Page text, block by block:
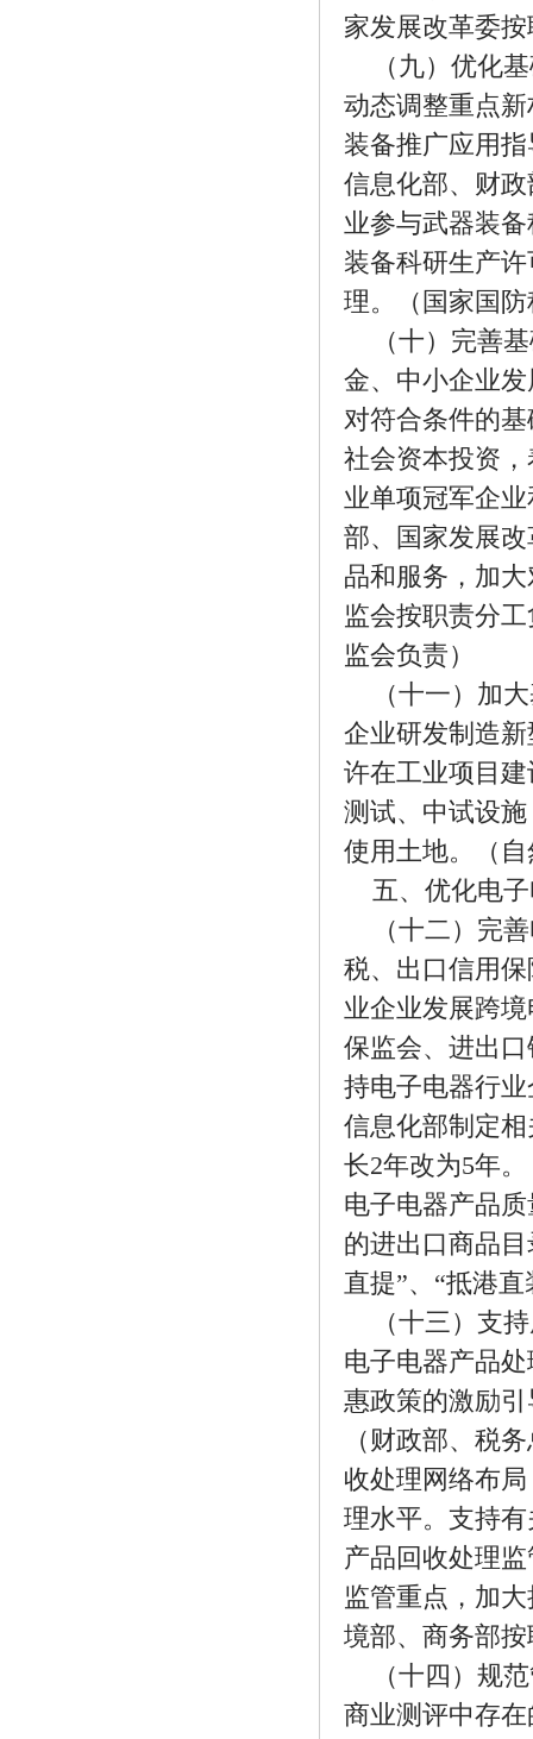
家发展改革委
（九）优化
动态调整重点
装备推广应用
信息化部、财
业参与武器装
装备科研生产
理。（国家国
（十）完善
金、中小企业
对符合条件的
社会资本投资
业单项冠军企
部、国家发展
品和服务，加
监会按职责分
监会负责）
（十一）加
企业研发制造
许在工业项目
测试、中试设
使用土地。（
五、优化电
（十二）完
税、出口信用
业企业发展跨
保监会、进出
持电子电器行
信息化部制定
长2年改为5年
电子电器产品
的进出口商品
直提”、“抵港
（十三）支
电子电器产品
惠政策的激励
（财政部、税
收处理网络布
理水平。支持
产品回收处理
监管重点，加
境部、商务部
（十四）规
商业测评中存